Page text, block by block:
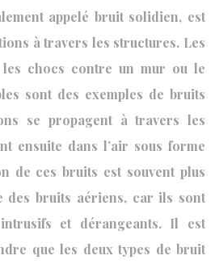
appelé bruit solidien, est
à travers les structures. Les
chocs contre un mur ou le
sont des exemples de bruits
se propagent à travers les
ensuite dans l’air sous forme
de ces bruits est souvent plus
des bruits aériens, car ils sont
et dérangeants. Il est
que les deux types de bruit